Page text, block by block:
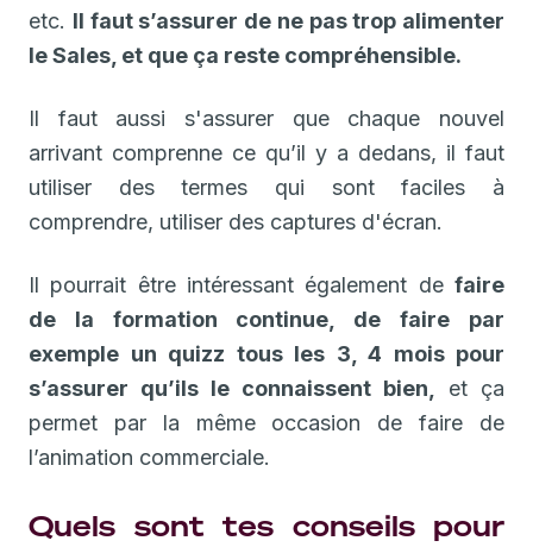
etc. Il faut s’assurer de ne pas trop alimenter
le Sales, et que ça reste compréhensible.
Il faut aussi s'assurer que chaque nouvel
arrivant comprenne ce qu’il y a dedans, il faut
utiliser des termes qui sont faciles à
comprendre, utiliser des captures d'écran.
Il pourrait être intéressant également de faire
de la formation continue, de faire par
exemple un quizz tous les 3, 4 mois pour
s’assurer qu’ils le connaissent bien,
et ça
permet par la même occasion de faire de
l’animation commerciale.
Quels sont tes conseils pour